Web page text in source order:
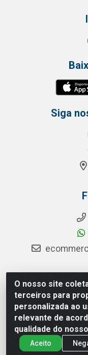
O nosso site
terceiros para
personalizada ao
relevante de
qualidade do
Aceito
Siga
MR Distribuidora -
Distrito Industrial,